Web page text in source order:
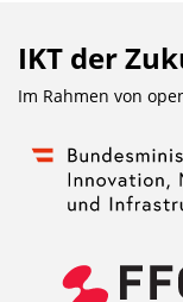
IKT der
Im Rahmen von